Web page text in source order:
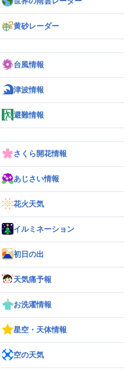
黄砂レーダー
台風情報
津波情報
避難情報
さくら開花情報
あじさい情報
花火天気
イルミネーション
初日の出
天気痛予報
お洗濯情報
星空・天体情報
空の天気